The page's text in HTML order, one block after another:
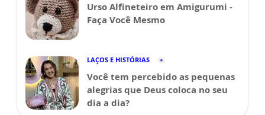
Urso Alfineteiro em Amigurumi -
Faça Você Mesmo
LAÇOS E HISTÓRIAS
Você tem percebido as pequenas
alegrias que Deus coloca no seu
dia a dia?